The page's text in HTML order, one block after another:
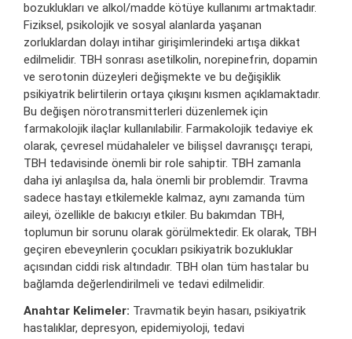
bozuklukları ve alkol/madde kötüye kullanımı artmaktadır.
Fiziksel, psikolojik ve sosyal alanlarda yaşanan
zorluklardan dolayı intihar girişimlerindeki artışa dikkat
edilmelidir. TBH sonrası asetilkolin, norepinefrin, dopamin
ve serotonin düzeyleri değişmekte ve bu değişiklik
psikiyatrik belirtilerin ortaya çıkışını kısmen açıklamaktadır.
Bu değişen nörotransmitterleri düzenlemek için
farmakolojik ilaçlar kullanılabilir. Farmakolojik tedaviye ek
olarak, çevresel müdahaleler ve bilişsel davranışçı terapi,
TBH tedavisinde önemli bir role sahiptir. TBH zamanla
daha iyi anlaşılsa da, hala önemli bir problemdir. Travma
sadece hastayı etkilemekle kalmaz, aynı zamanda tüm
aileyi, özellikle de bakıcıyı etkiler. Bu bakımdan TBH,
toplumun bir sorunu olarak görülmektedir. Ek olarak, TBH
geçiren ebeveynlerin çocukları psikiyatrik bozukluklar
açısından ciddi risk altındadır. TBH olan tüm hastalar bu
bağlamda değerlendirilmeli ve tedavi edilmelidir.
Anahtar Kelimeler: Travmatik beyin hasarı, psikiyatrik
hastalıklar, depresyon, epidemiyoloji, tedavi